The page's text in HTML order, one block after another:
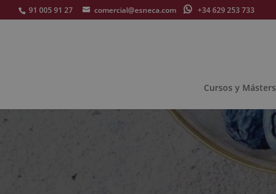
91 005 91 27 comercial@esneca.com +34 629 253 733
Cursos y Másters